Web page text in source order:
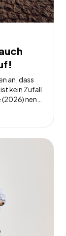
an, dass
Und bei
verdienen
längst in
Für
– aber